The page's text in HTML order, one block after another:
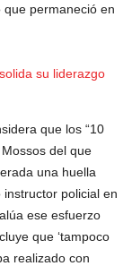
permaneció en
su liderazgo
que los “10
del que
una huella
policial en
ese esfuerzo
que ‘tampoco
realizado con